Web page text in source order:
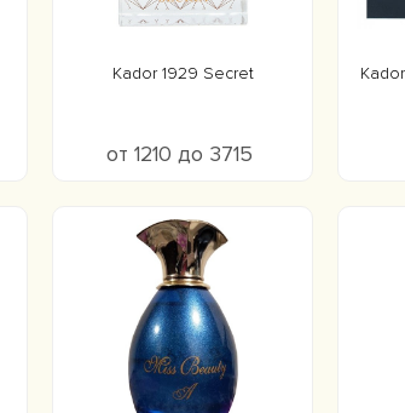
Kador 1929 Secret
от 1210 до 3715